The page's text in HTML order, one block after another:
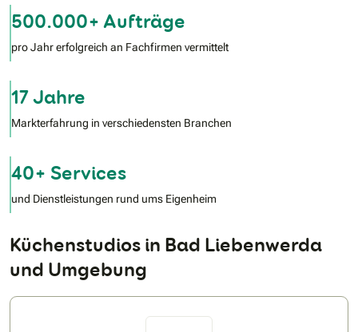
500.000+ Aufträge
pro Jahr erfolgreich an Fachfirmen vermittelt
17 Jahre
Markterfahrung in verschiedensten Branchen
40+ Services
und Dienstleistungen rund ums Eigenheim
Küchenstudios in Bad Liebenwerda
und Umgebung